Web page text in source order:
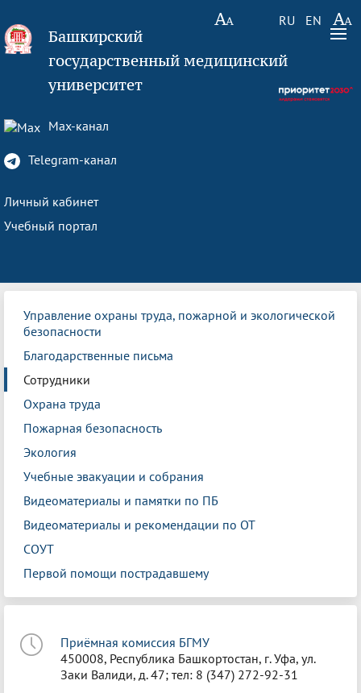
RU EN
Башкирский
государственный медицинский
университет
Max-канал
Telegram-канал
Личный кабинет
Учебный портал
Управление охраны труда, пожарной и экологической
безопасности
Благодарственные письма
Сотрудники
Охрана труда
Пожарная безопасность
Экология
Учебные эвакуации и собрания
Видеоматериалы и памятки по ПБ
Видеоматериалы и рекомендации по ОТ
СОУТ
Первой помощи пострадавшему
Приёмная комиссия БГМУ
450008, Республика Башкортостан, г. Уфа, ул.
Заки Валиди, д. 47; тел: 8 (347) 272-92-31